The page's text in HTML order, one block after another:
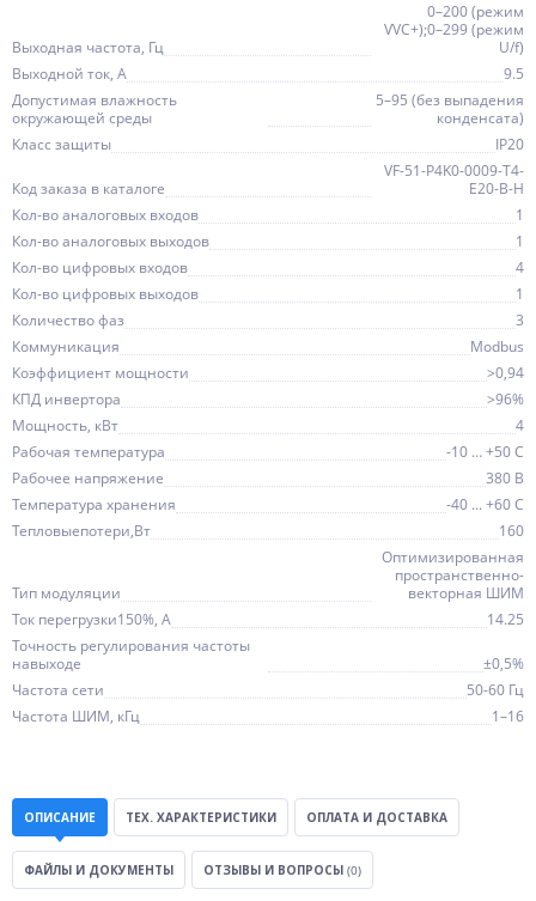
Выходная частота, Гц
0–200 (режим
VVC+);0–299 (режим
U/f)
Выходной ток, А
9.5
Допустимая влажность
окружающей среды
5–95 (без выпадения
конденсата)
Класс защиты
IP20
Код заказа в каталоге
VF-51-P4K0-0009-T4-
E20-B-H
Кол-во аналоговых входов
1
Кол-во аналоговых выходов
1
Кол-во цифровых входов
4
Кол-во цифровых выходов
1
Количество фаз
3
Коммуникация
Modbus
Коэффициент мощности
>0,94
КПД инвертора
>96%
Мощность, кВт
4
Рабочая температура
-10 … +50 C
Рабочее напряжение
380 В
Температура хранения
-40 ... +60 С
Тепловыепотери,Вт
160
Тип модуляции
Оптимизированная
пространственно-
векторная ШИМ
Ток перегрузки150%, А
14.25
Точность регулирования частоты
навыходе
±0,5%
Частота сети
50-60 Гц
Частота ШИМ, кГц
1–16
ОПИСАНИЕ ТЕХ. ХАРАКТЕРИСТИКИ ОПЛАТА И ДОСТАВКА
ФАЙЛЫ И ДОКУМЕНТЫ ОТЗЫВЫ И ВОПРОСЫ (0)